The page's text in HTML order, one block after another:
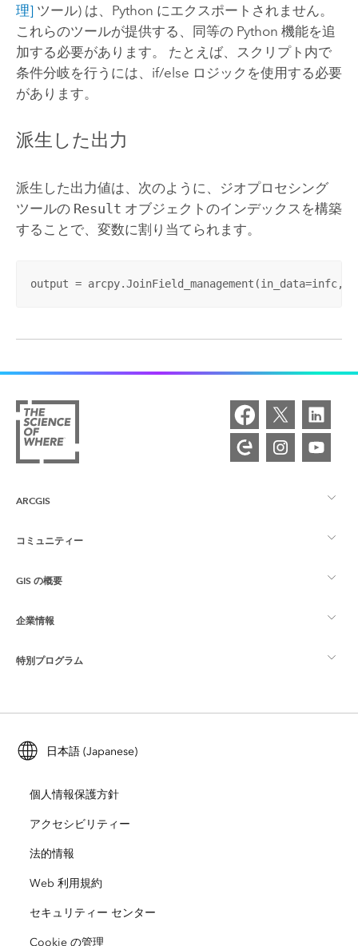
理]ツール) は、 Python にエクスポートされません。
これらのツールが提供する、同等の Python 機能を追
加する必要があります。 たとえば、スクリプト内で
条件分岐を行うには、if/else ロジックを使用する必要
があります。
派生した出力
派生した出力値は、次のように、ジオプロセシング
ツールの Result オブジェクトのインデックスを構築
することで、変数に割り当てられます。
output = arcpy.JoinField_management(in_data=infc,
ARCGIS
ArcGIS の概要
マッピング
Esri ストア
コミュニティー
Esri Community
ArcGIS ブログ
Esri Young Professionals Network
GIS の概要
GIS とは
ロケーション インテリジェンス
トレーニング
ArcUser
ArcNews
ArcWatch
Esri ビデオ
企業情報
Esri について
採用情報
オープンビジョン
企業行動規範
特別プログラム
ArcGIS for Student Use
自然保護
教育機関
日本語 (Japanese)
個人情報保護方針
アクセシビリティー
法的情報
Web 利用規約
セキュリティー センター
Cookie の管理